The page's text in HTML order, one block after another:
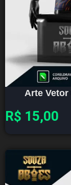
Arte Vetor
R$ 15,00